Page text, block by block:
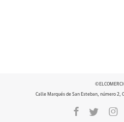
Calle Marqués de San Esteban, número 2,